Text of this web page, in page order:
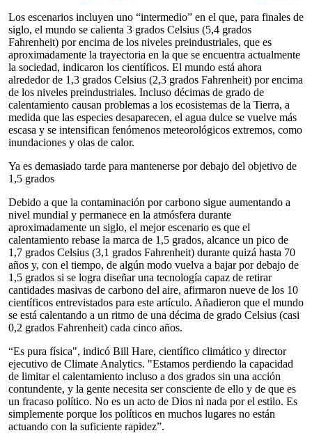
Los escenarios incluyen uno “intermedio” en el que, para finales de
siglo, el mundo se calienta 3 grados Celsius (5,4 grados
Fahrenheit) por encima de los niveles preindustriales, que es
aproximadamente la trayectoria en la que se encuentra actualmente
la sociedad, indicaron los científicos. El mundo está ahora
alrededor de 1,3 grados Celsius (2,3 grados Fahrenheit) por encima
de los niveles preindustriales. Incluso décimas de grado de
calentamiento causan problemas a los ecosistemas de la Tierra, a
medida que las especies desaparecen, el agua dulce se vuelve más
escasa y se intensifican fenómenos meteorológicos extremos, como
inundaciones y olas de calor.
Ya es demasiado tarde para mantenerse por debajo del objetivo de
1,5 grados
Debido a que la contaminación por carbono sigue aumentando a
nivel mundial y permanece en la atmósfera durante
aproximadamente un siglo, el mejor escenario es que el
calentamiento rebase la marca de 1,5 grados, alcance un pico de
1,7 grados Celsius (3,1 grados Fahrenheit) durante quizá hasta 70
años y, con el tiempo, de algún modo vuelva a bajar por debajo de
1,5 grados si se logra diseñar una tecnología capaz de retirar
cantidades masivas de carbono del aire, afirmaron nueve de los 10
científicos entrevistados para este artículo. Añadieron que el mundo
se está calentando a un ritmo de una décima de grado Celsius (casi
0,2 grados Fahrenheit) cada cinco años.
“Es pura física", indicó Bill Hare, científico climático y director
ejecutivo de Climate Analytics. "Estamos perdiendo la capacidad
de limitar el calentamiento incluso a dos grados sin una acción
contundente, y la gente necesita ser consciente de ello y de que es
un fracaso político. No es un acto de Dios ni nada por el estilo. Es
simplemente porque los políticos en muchos lugares no están
actuando con la suficiente rapidez”.